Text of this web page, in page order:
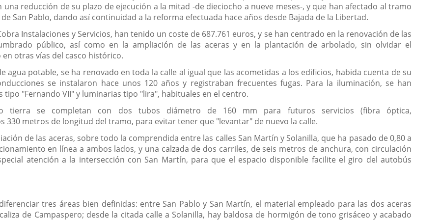
reducción de su plazo de ejecución a la mitad -de dieciocho a nueve meses-, y que han afectado al tramo
San Pablo, dando así continuidad a la reforma efectuada hace años desde Bajada de la Libertad.
Instalaciones y Servicios, han tenido un coste de 687.761 euros, y se han centrado en la renovación de las
público, así como en la ampliación de las aceras y en la plantación de arbolado, sin olvidar el
otras vías del casco histórico.
agua potable, se ha renovado en toda la calle al igual que las acometidas a los edificios, habida cuenta de su
se instalaron hace unos 120 años y registraban frecuentes fugas. Para la iluminación, se han
"Fernando VII" y luminarias tipo "lira", habituales en el centro.
tierra se completan con dos tubos diámetro de 160 mm para futuros servicios (fibra óptica,
330 metros de longitud del tramo, para evitar tener que "levantar" de nuevo la calle.
de las aceras, sobre todo la comprendida entre las calles San Martín y Solanilla, que ha pasado de 0,80 a
en línea a ambos lados, y una calzada de dos carriles, de seis metros de anchura, con circulación
atención a la intersección con San Martín, para que el espacio disponible facilite el giro del autobús
tres áreas bien definidas: entre San Pablo y San Martín, el material empleado para las dos aceras
de Campaspero; desde la citada calle a Solanilla, hay baldosa de hormigón de tono grisáceo y acabado